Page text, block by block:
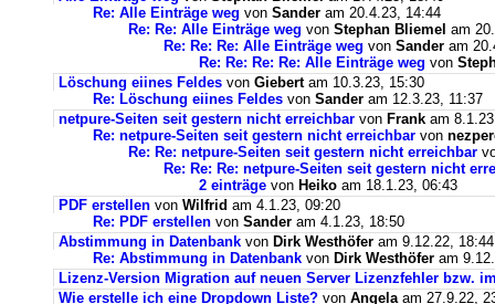
Re: Alle Einträge weg von Sander am 20.4.23, 14:44
Re: Re: Alle Einträge weg von Stephan Bliemel am
Re: Re: Re: Alle Einträge weg von Sander am
Re: Re: Re: Re: Alle Einträge weg von
Löschung eiines Feldes von Giebertam 10.3.23, 15:30
Re: Löschung eiines Feldes von Sander am 12.3.23, 11:37
netpure-Seiten seit gestern nicht erreichbar von Frank am
Re: netpure-Seiten seit gestern nicht erreichbar von
Re: Re: netpure-Seiten seit gestern nicht erreichbar
Re: Re: Re: netpure-Seiten seit gestern nicht
2 einträge von Heiko am 18.1.23, 06:43
PDF erstellen von Wilfrid am 4.1.23, 09:20
Re: PDF erstellen von Sander am 4.1.23, 18:50
Abstimmung in Datenbank von Dirk Westhöfer am 9.12.22, 18:44
Re: Abstimmung in Datenbank von Dirk Westhöfer am
Lizenz-Version Migration auf neuen Server Lizenzfehler bzw.
Wie erstelle ich eine Dropdown Liste? von Angela am 27.9.22,